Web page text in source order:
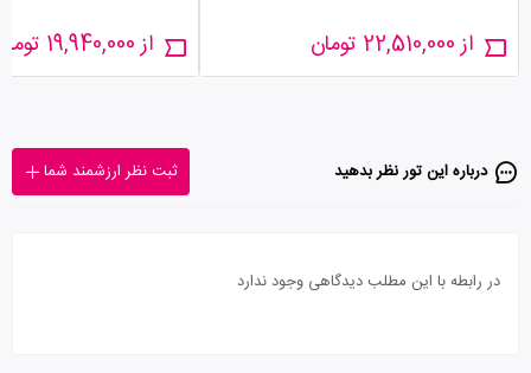
از 22,510,000 تومان از 19,940,000 تومان
درباره این تور‌ نظر بدهید ثبت نظر ارزشمند شما
در رابطه با این مطلب دیدگاهی وجود ندارد